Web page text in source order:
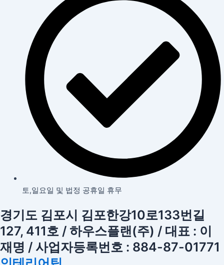
토,일요일 및 법정 공휴일 휴무
경기도 김포시 김포한강10로133번길
127, 411호 / 하우스플랜(주) / 대표 : 이
재명 / 사업자등록번호 : 884-87-01771